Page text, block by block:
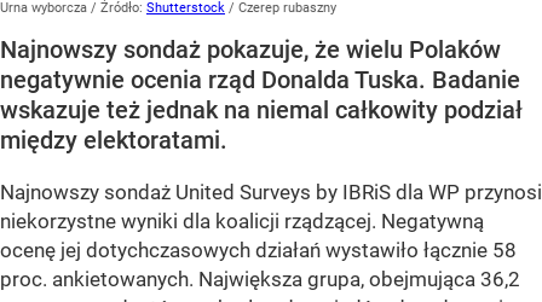
Urna wyborcza / Źródło: Shutterstock / Czerep rubaszny
Najnowszy sondaż pokazuje, że wielu Polaków
negatywnie ocenia rząd Donalda Tuska. Badanie
wskazuje też jednak na niemal całkowity podział
między elektoratami.
Najnowszy sondaż United Surveys by IBRiS dla WP przynosi
niekorzystne wyniki dla koalicji rządzącej. Negatywną
ocenę jej dotychczasowych działań wystawiło łącznie 58
proc. ankietowanych. Największa grupa, obejmująca 36,2